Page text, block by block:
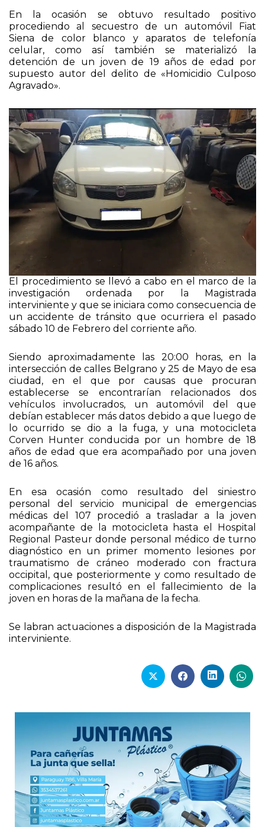
En la ocasión se obtuvo resultado positivo
procediendo al secuestro de un automóvil Fiat
Siena de color blanco y aparatos de telefonía
celular, como así también se materializó la
detención de un joven de 19 años de edad por
supuesto autor del delito de «Homicidio Culposo
Agravado».
El procedimiento se llevó a cabo en el marco de la
investigación ordenada por la Magistrada
interviniente y que se iniciara como consecuencia de
un accidente de tránsito que ocurriera el pasado
sábado 10 de Febrero del corriente año.
Siendo aproximadamente las 20:00 horas, en la
intersección de calles Belgrano y 25 de Mayo de esa
ciudad, en el que por causas que procuran
establecerse se encontrarían relacionados dos
vehículos involucrados, un automóvil del que
debían establecer más datos debido a que luego de
lo ocurrido se dio a la fuga, y una motocicleta
Corven Hunter conducida por un hombre de 18
años de edad que era acompañado por una joven
de 16 años.
En esa ocasión como resultado del siniestro
personal del servicio municipal de emergencias
médicas del 107 procedió a trasladar a la joven
acompañante de la motocicleta hasta el Hospital
Regional Pasteur donde personal médico de turno
diagnóstico en un primer momento lesiones por
traumatismo de cráneo moderado con fractura
occipital, que posteriormente y como resultado de
complicaciones resultó en el fallecimiento de la
joven en horas de la mañana de la fecha.
Se labran actuaciones a disposición de la Magistrada
interviniente.